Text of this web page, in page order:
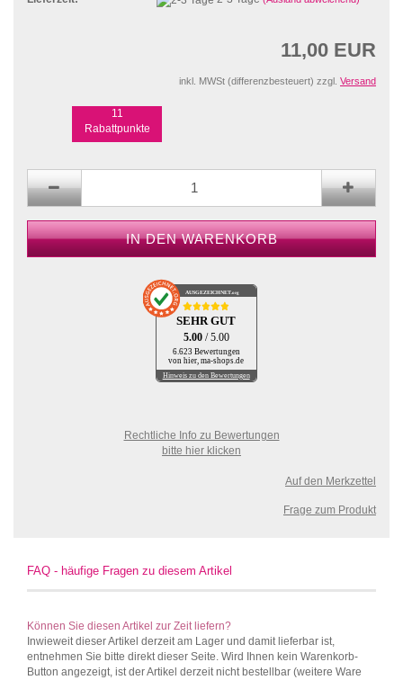
11,00 EUR
inkl. MWSt (differenzbesteuert) zzgl. Versand
11
Rabattpunkte
AUSGEZEICHNET.org
SEHR GUT
5.00 / 5.00
6.623 Bewertungen
von hier, ma-shops.de
Hinweis zu den Bewertungen
Rechtliche Info zu Bewertungen
bitte hier klicken
Auf den Merkzettel
Frage zum Produkt
FAQ - häufige Fragen zu diesem Artikel
Können Sie diesen Artikel zur Zeit liefern?
Inwieweit dieser Artikel derzeit am Lager und damit lieferbar ist,
entnehmen Sie bitte direkt dieser Seite. Wird Ihnen kein Warenkorb-
Button angezeigt, ist der Artikel derzeit nicht bestellbar (weitere Ware